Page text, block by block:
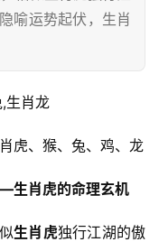
喻运势起伏，生肖
生肖龙
虎、猴、兔、鸡、龙
生肖虎的命理玄机
生肖虎独行江湖的傲